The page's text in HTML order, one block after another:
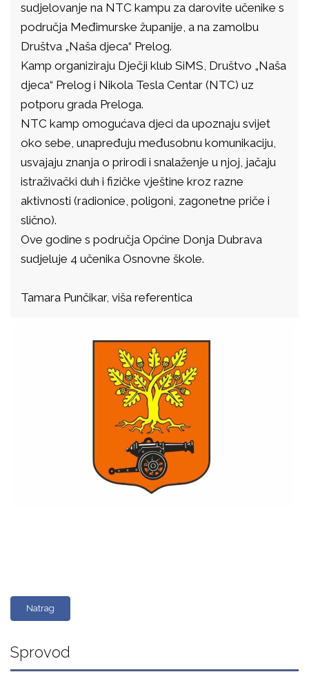
sudjelovanje na NTC kampu za darovite učenike s
područja Međimurske županije, a na zamolbu
Društva „Naša djeca“ Prelog.
Kamp organiziraju Dječji klub SiMS, Društvo „Naša
djeca“ Prelog i Nikola Tesla Centar (NTC) uz
potporu grada Preloga.
NTC kamp omogućava djeci da upoznaju svijet
oko sebe, unapređuju međusobnu komunikaciju,
usvajaju znanja o prirodi i snalaženje u njoj, jačaju
istraživački duh i fizičke vještine kroz razne
aktivnosti (radionice, poligoni, zagonetne priče i
slično).
Ove godine s područja Općine Donja Dubrava
sudjeluje 4 učenika Osnovne škole.
Tamara Punčikar, viša referentica
Natrag
Sprovod